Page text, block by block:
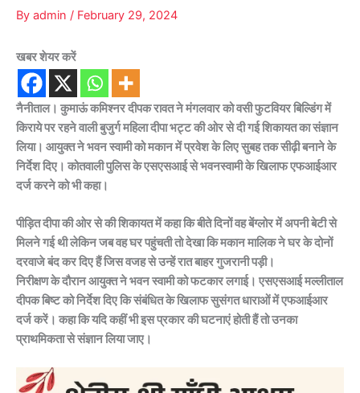
By admin / February 29, 2024
खबर शेयर करें
नैनीताल। कुमाऊं कमिश्नर दीपक रावत ने मंगलवार को वसी फुटवियर बिल्डिंग में
किराये पर रहने वाली बुजुर्ग महिला दीपा भट्ट की ओर से दी गई शिकायत का संज्ञान
लिया। आयुक्त ने भवन स्वामी को मकान में प्रवेश के लिए सुबह तक सीढ़ी बनाने के
निर्देश दिए। कोतवाली पुलिस के एसएसआई से भवनस्वामी के खिलाफ एफआईआर
दर्ज करने को भी कहा।
पीड़ित दीपा की ओर से की शिकायत में कहा कि बीते दिनों वह बेंग्लोर में अपनी बेटी से
मिलने गई थी लेकिन जब वह घर पहुंचती तो देखा कि मकान मालिक ने घर के दोनों
दरवाजे बंद कर दिए हैं जिस वजह से उन्हें रात बाहर गुजरानी पड़ी।
निरीक्षण के दौरान आयुक्त ने भवन स्वामी को फटकार लगाई। एसएसआई मल्लीताल
दीपक बिष्ट को निर्देश दिए कि संबंधित के खिलाफ सुसंगत धाराओं में एफआईआर
दर्ज करें। कहा कि यदि कहीं भी इस प्रकार की घटनाएं होती हैं तो उनका
प्राथमिकता से संज्ञान लिया जाए।